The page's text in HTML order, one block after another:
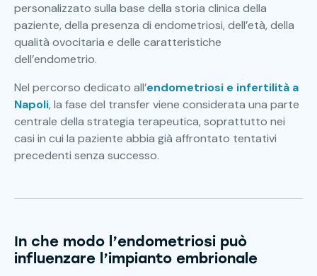
personalizzato sulla base della storia clinica della
paziente, della presenza di endometriosi, dell’età, della
qualità ovocitaria e delle caratteristiche
dell’endometrio.
Nel percorso dedicato all’endometriosi e infertilità a
Napoli, la fase del transfer viene considerata una parte
centrale della strategia terapeutica, soprattutto nei
casi in cui la paziente abbia già affrontato tentativi
precedenti senza successo.
In che modo l’endometriosi può
influenzare l’impianto embrionale